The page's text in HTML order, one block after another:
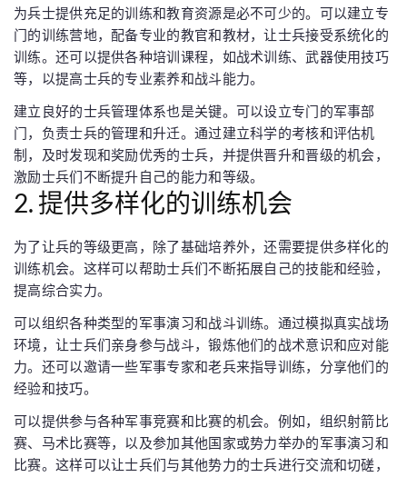
为兵士提供充足的训练和教育资源是必不可少的。可以建立专
门的训练营地，配备专业的教官和教材，让士兵接受系统化的
训练。还可以提供各种培训课程，如战术训练、武器使用技巧
等，以提高士兵的专业素养和战斗能力。
建立良好的士兵管理体系也是关键。可以设立专门的军事部
门，负责士兵的管理和升迁。通过建立科学的考核和评估机
制，及时发现和奖励优秀的士兵，并提供晋升和晋级的机会，
激励士兵们不断提升自己的能力和等级。
2. 提供多样化的训练机会
为了让兵的等级更高，除了基础培养外，还需要提供多样化的
训练机会。这样可以帮助士兵们不断拓展自己的技能和经验，
提高综合实力。
可以组织各种类型的军事演习和战斗训练。通过模拟真实战场
环境，让士兵们亲身参与战斗，锻炼他们的战术意识和应对能
力。还可以邀请一些军事专家和老兵来指导训练，分享他们的
经验和技巧。
可以提供参与各种军事竞赛和比赛的机会。例如，组织射箭比
赛、马术比赛等，以及参加其他国家或势力举办的军事演习和
比赛。这样可以让士兵们与其他势力的士兵进行交流和切磋，